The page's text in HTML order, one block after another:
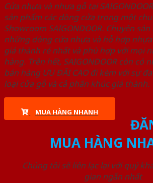
Cửa nhựa và nhựa gỗ tại
sản phẩm các dòng cửa trong một
Showroom SAIGONDOOR. Chuyên
những dòng cửa nhựa và hỗ hợp
giá thành rẻ nhất và phù hợp với mọi
hàng. Trên hết, SAIGONDOOR còn có
bán hàng ƯU ĐÃI CAO đi kèm với sự
loại cửa gỗ và cả phân khúc giá thành.
MUA HÀNG NHANH
MUA HÀNG
Chúng tôi sẽ liên lạc lại với quý
gian ngắn nhất